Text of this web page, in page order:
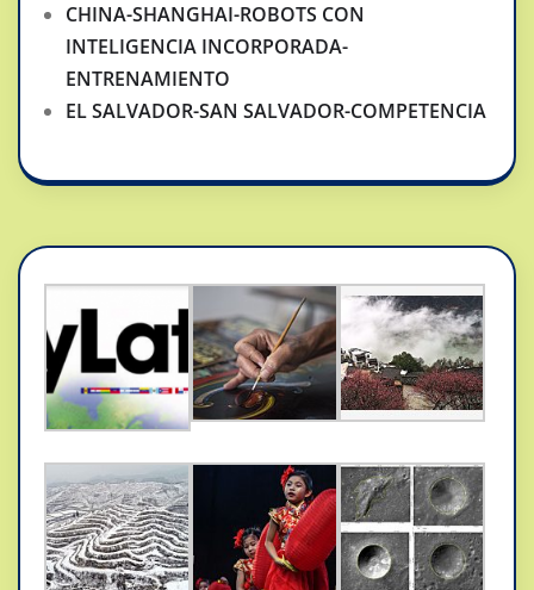
CHINA-SHANGHAI-ROBOTS CON
INTELIGENCIA INCORPORADA-
ENTRENAMIENTO
EL SALVADOR-SAN SALVADOR-COMPETENCIA